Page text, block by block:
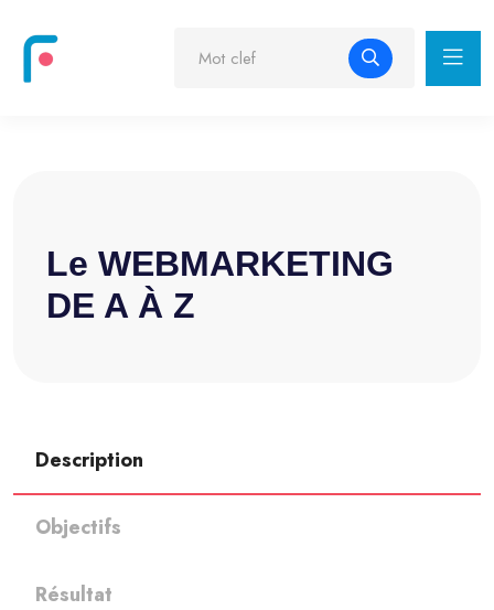
Le WEBMARKETING
DE A À Z
Description
Objectifs
Résultat